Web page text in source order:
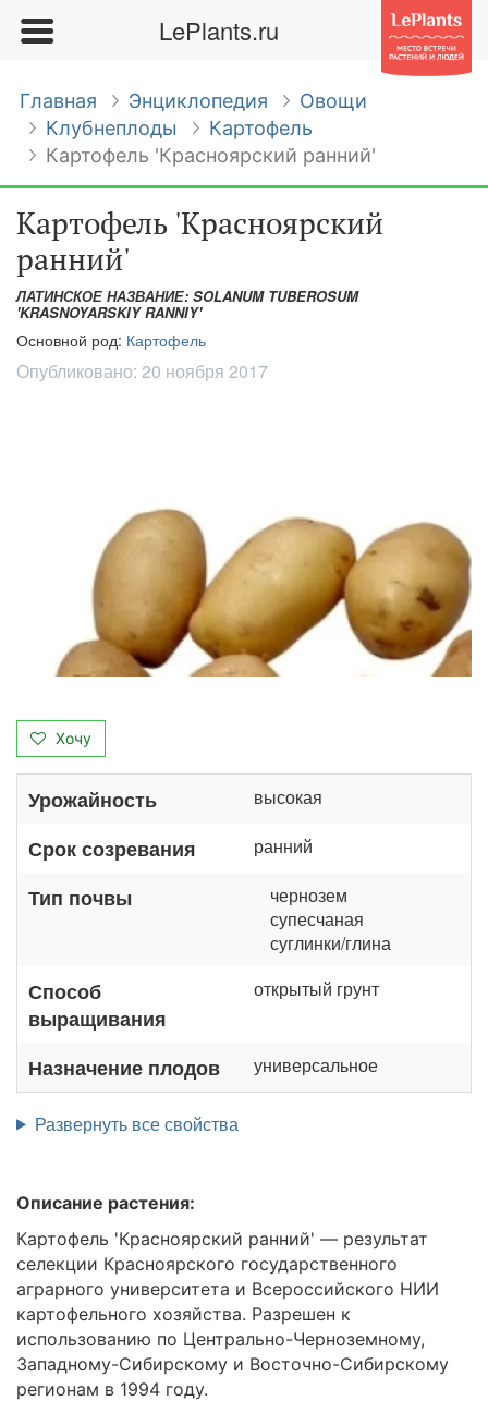
LePlants.ru
Главная Энциклопедия
Овощи
Клубнеплоды
Картофель
Картофель 'Красноярский ранний'
Картофель 'Красноярский
ранний'
ЛАТИНСКОЕ НАЗВАНИЕ: SOLANUM TUBEROSUM
'KRASNOYARSKIY RANNIY'
Основной род: Картофель
Опубликовано: 20 ноября 2017
Хочу
Урожайность высокая
Срок созревания ранний
Тип почвы
чернозем
супесчаная
суглинки/глина
Способ
выращивания
открытый грунт
Назначение плодов универсальное
Развернуть все свойства
Описание растения:
Картофель 'Красноярский ранний' — результат
селекции Красноярского государственного
аграрного университета и Всероссийского НИИ
картофельного хозяйства. Разрешен к
использованию по Центрально-Черноземному,
Западному-Сибирскому и Восточно-Сибирскому
регионам в 1994 году.